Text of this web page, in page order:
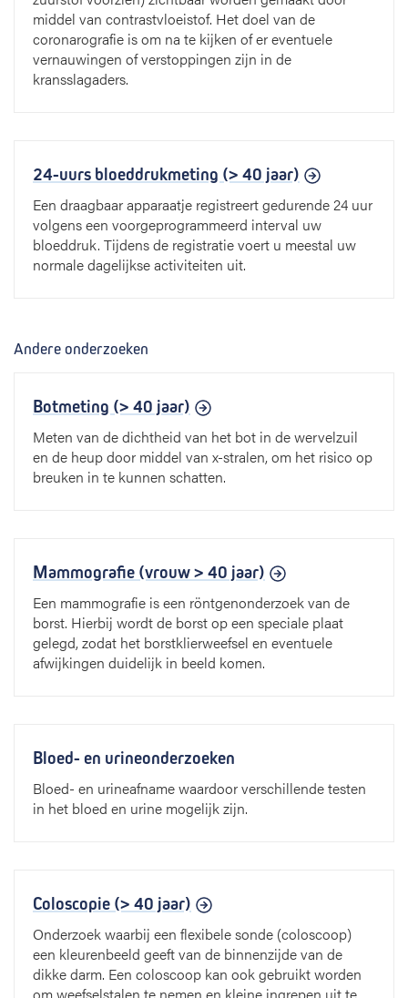
middel van contrastvloeistof. Het doel van de
coronarografie is om na te kijken of er eventuele
vernauwingen of verstoppingen zijn in de
kransslagaders.
24-uurs bloeddrukmeting (> 40 jaar)
Een draagbaar apparaatje registreert gedurende 24 uur
volgens een voorgeprogrammeerd interval uw
bloeddruk. Tijdens de registratie voert u meestal uw
normale dagelijkse activiteiten uit.
Andere onderzoeken
Botmeting (> 40 jaar)
Meten van de dichtheid van het bot in de wervelzuil
en de heup door middel van x-stralen, om het risico op
breuken in te kunnen schatten.
Mammografie (vrouw > 40 jaar)
Een mammografie is een röntgenonderzoek van de
borst. Hierbij wordt de borst op een speciale plaat
gelegd, zodat het borstklierweefsel en eventuele
afwijkingen duidelijk in beeld komen.
Bloed- en urineonderzoeken
Bloed- en urineafname waardoor verschillende testen
in het bloed en urine mogelijk zijn.
Coloscopie (> 40 jaar)
Onderzoek waarbij een flexibele sonde (coloscoop)
een kleurenbeeld geeft van de binnenzijde van de
dikke darm. Een coloscoop kan ook gebruikt worden